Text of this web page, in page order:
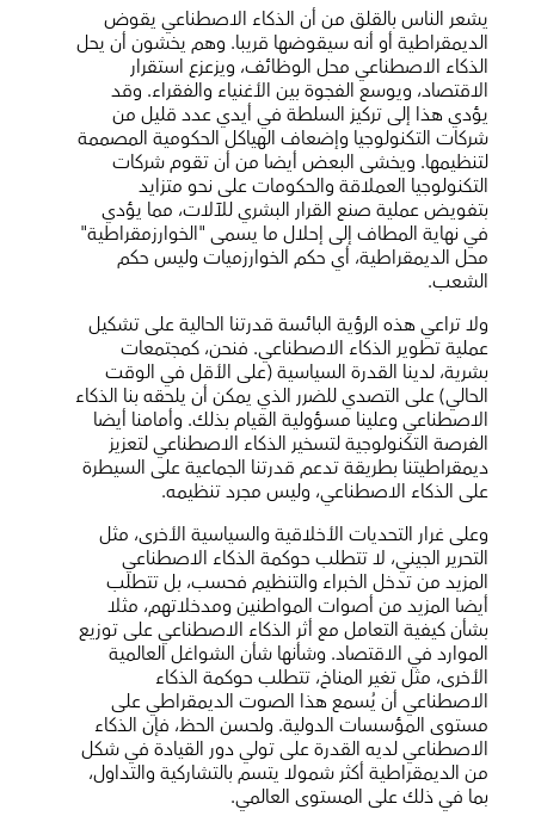
يشعر الناس بالقلق من أن الذكاء الاصطناعي يقوض
الديمقراطية أو أنه سيقوضها قريبا. وهم يخشون أن يحل
الذكاء الاصطناعي محل الوظائف، ويزعزع استقرار
الاقتصاد، ويوسع الفجوة بين الأغنياء والفقراء. وقد
يؤدي هذا إلى تركيز السلطة في أيدي عدد قليل من
شركات التكنولوجيا وإضعاف الهياكل الحكومية المصممة
لتنظيمها. ويخشى البعض أيضا من أن تقوم شركات
التكنولوجيا العملاقة والحكومات على نحو متزايد
بتفويض عملية صنع القرار البشري للآلات، مما يؤدي
في نهاية المطاف إلى إحلال ما يسمى "الخوارزمقراطية"
محل الديمقراطية، أي حكم الخوارزميات وليس حكم
الشعب.
ولا تراعي هذه الرؤية البائسة قدرتنا الحالية على تشكيل
عملية تطوير الذكاء الاصطناعي. فنحن، كمجتمعات
بشرية، لدينا القدرة السياسية (على الأقل في الوقت
الحالي) على التصدي للضرر الذي يمكن أن يلحقه بنا الذكاء
الاصطناعي وعلينا مسؤولية القيام بذلك. وأمامنا أيضا
الفرصة التكنولوجية لتسخير الذكاء الاصطناعي لتعزيز
ديمقراطيتنا بطريقة تدعم قدرتنا الجماعية على السيطرة
على الذكاء الاصطناعي، وليس مجرد تنظيمه.
وعلى غرار التحديات الأخلاقية والسياسية الأخرى، مثل
التحرير الجيني، لا تتطلب حوكمة الذكاء الاصطناعي
المزيد من تدخل الخبراء والتنظيم فحسب، بل تتطلب
أيضا المزيد من أصوات المواطنين ومدخلاتهم، مثلا
بشأن كيفية التعامل مع أثر الذكاء الاصطناعي على توزيع
الموارد في الاقتصاد. وشأنها شأن الشواغل العالمية
الأخرى، مثل تغير المناخ، تتطلب حوكمة الذكاء
الاصطناعي أن يُسمع هذا الصوت الديمقراطي على
مستوى المؤسسات الدولية. ولحسن الحظ، فإن الذكاء
الاصطناعي لديه القدرة على تولي دور القيادة في شكل
من الديمقراطية أكثر شمولا يتسم بالتشاركية والتداول،
بما في ذلك على المستوى العالمي.